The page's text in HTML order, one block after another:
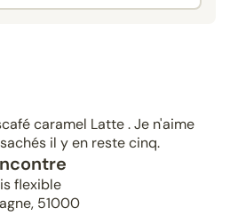
caramel Latte . Je n'aime
il y en reste cinq.
flexible
51000